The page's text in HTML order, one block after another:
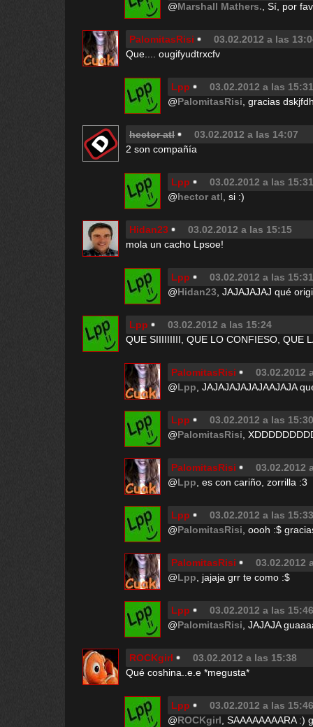
@Marshall Mathers. , Sí, por
PalomitasRisi
03.02.2012 a las
Que.... ougifyudtrxcfv
Lpp
03.02.2012 a las 15:31
@PalomitasRisi , gracias
hector atl
03.02.2012 a las 14:07
2 son compañía
Lpp
03.02.2012 a las 15:31
@hector atl , si :)
Hidan23
03.02.2012 a las 15:15
mola un cacho Lpsoe!
Lpp
03.02.2012 a las 15:31
@Hidan23 , JAJAJAJAJ qué
Lpp
03.02.2012 a las 15:24
QUE SIIIIIIIII, QUE LO CONFIESO, QUE
PalomitasRisi
03.02.2012
@Lpp , JAJAJAJAJAJAAJAJA
Lpp
03.02.2012 a las 15:30
@PalomitasRisi ,
PalomitasRisi
03.02.2012
@Lpp , es con cariño, zorrilla :3
Lpp
03.02.2012 a las 15:33
@PalomitasRisi , oooh :$
PalomitasRisi
03.02.2012
@Lpp , jajaja grr te como :$
Lpp
03.02.2012 a las 15:46
@PalomitasRisi , JAJAJA
ROCKgirl
03.02.2012 a las 15:38
Qué coshina..e.e *megusta*
Lpp
03.02.2012 a las 15:46
@ROCKgirl , SAAAAAAAARA